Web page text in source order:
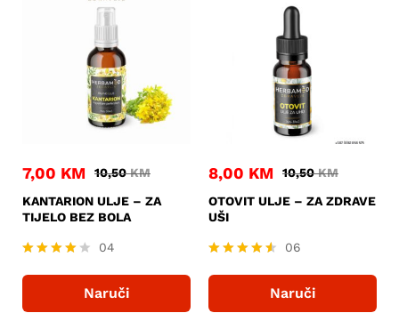
7,00 KM 10,50KM
KANTARION ULJE – ZA
TIJELO BEZ BOLA
o
04
Naruči
8,00 KM 10,50KM
OTOVIT ULJE – ZA ZDRAVE
UŠI
4.50
06
Naruči